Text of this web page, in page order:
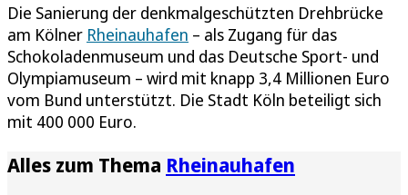
Die Sanierung der denkmalgeschützten Drehbrücke
am Kölner Rheinauhafen – als Zugang für das
Schokoladenmuseum und das Deutsche Sport- und
Olympiamuseum – wird mit knapp 3,4 Millionen Euro
vom Bund unterstützt. Die Stadt Köln beteiligt sich
mit 400 000 Euro.
Alles zum Thema Rheinauhafen